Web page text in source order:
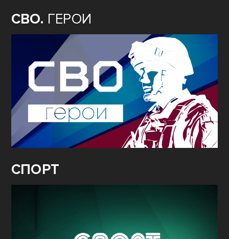
СВО. ГЕРОИ
СПОРТ